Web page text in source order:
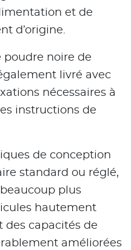
et de
d’origine.
poudre noire de
livré avec
nécessaires à
instructions de
de conception
standard ou réglé,
plus
hautement
des capacités de
améliorées